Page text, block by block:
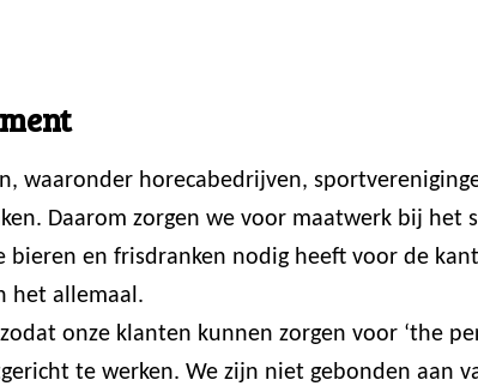
waaronder horecabedrijven,
Daarom zorgen we voor maatwerk bij het
bieren en frisdranken nodig heeft voor de
het allemaal.
onze klanten kunnen zorgen voor ‘the
te werken. We zijn niet gebonden aan